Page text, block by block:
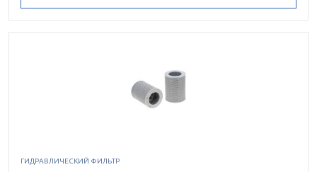
ГИДРАВЛИЧЕСКИЙ ФИЛЬТР